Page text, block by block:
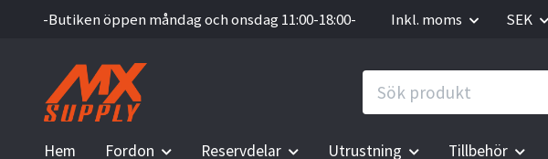
-Butiken öppen måndag och onsdag 11:00-18:00- Inkl. moms SEK
Hem Fordon Reservdelar Utrustning Tillbehör